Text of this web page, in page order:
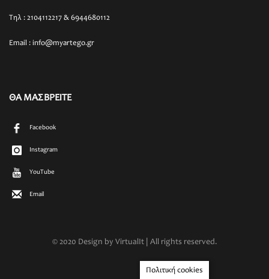
Τηλ : 2104112217 & 6944680112
Email : info@myartego.gr
ΘΑ ΜΑΣ ΒΡΕΙΤΕ
Facebook
Instagram
YouTube
Email
© 2020 Design by VirtualIt | All rights reserved.
Πολιτική cookies